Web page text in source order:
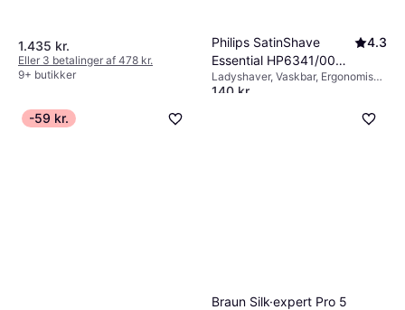
1.435 kr.
Eller 3 betalinger af 478 kr.
9+ butikker
Philips SatinShave
Essential HP6341/00
Pink
4.3
Ladyshaver, Vaskbar, Ergonomisk
greb, Rengøringsbørste, Wet & Dry
140 kr.
-59 kr.
Braun Silk·expert Pro 5